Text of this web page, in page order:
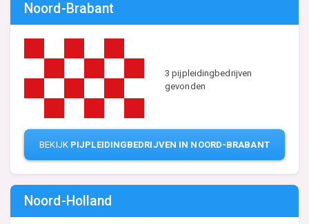
Noord-Brabant
3 pijpleidingbedrijven
gevonden
BEKIJK PIJPLEIDINGBEDRIJVEN IN NOORD-BRABANT
Noord-Holland